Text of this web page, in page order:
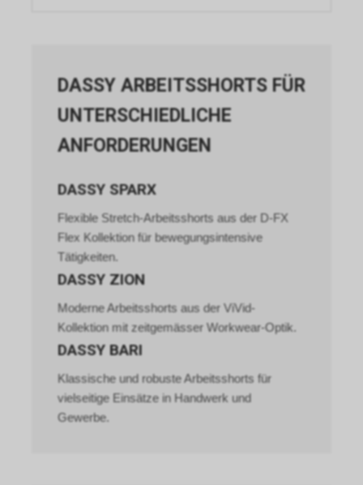
DASSY ARBEITSSHORTS FÜR
UNTERSCHIEDLICHE
ANFORDERUNGEN
DASSY SPARX
Flexible Stretch-Arbeitsshorts aus der D-FX
Flex Kollektion für bewegungsintensive
Tätigkeiten.
DASSY ZION
Moderne Arbeitsshorts aus der ViVid-
Kollektion mit zeitgemässer Workwear-Optik.
DASSY BARI
Klassische und robuste Arbeitsshorts für
vielseitige Einsätze in Handwerk und
Gewerbe.